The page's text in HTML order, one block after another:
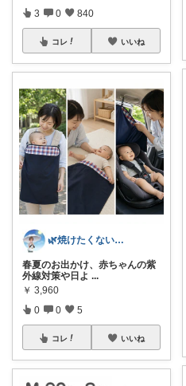
3 0 840
コレ いいね
🌿焼けたくない人のUV・夏快適ROOM
春夏のお出かけ、赤ちゃんの紫
外線対策や日よ ...
￥ 3,960
0 0 5
コレ いいね